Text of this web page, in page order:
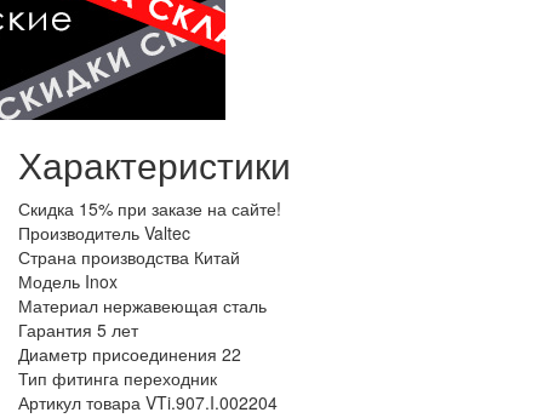
Характеристики
Скидка 15% при заказе на сайте!
Производитель Valtec
Страна производства Китай
Модель Inox
Материал нержавеющая сталь
Гарантия 5 лет
Диаметр присоединения 22
Тип фитинга переходник
Артикул товара VTi.907.I.002204